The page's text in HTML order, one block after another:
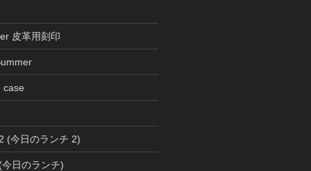
皮革用刻印
case
(今日のランチ 2)
今日のランチ)